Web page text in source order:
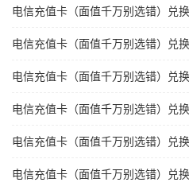
电信充值卡（面值千万别选错）兑
电信充值卡（面值千万别选错）兑
电信充值卡（面值千万别选错）兑
电信充值卡（面值千万别选错）兑
电信充值卡（面值千万别选错）兑
电信充值卡（面值千万别选错）兑